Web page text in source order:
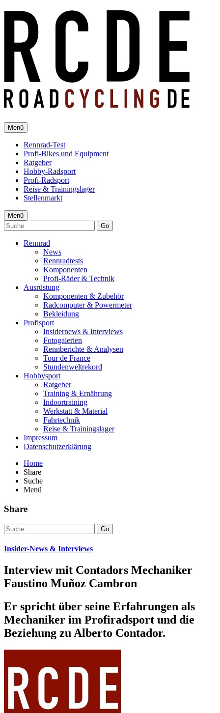
Menü
Rennrad-Test
Profi-Bikes und Equipment
Ratgeber
Hobby-Radsport
Profi-Radsport
Reise & Trainingslager
Stellenmarkt
Menü
Go
Rennrad
News
Rennradtests
Komponenten
Profi-Räder & Technik
Ausrüstung
Komponenten & Zubehör
Radcomputer & Powermeter
Bekleidung
Profisport
Insidernews & Interviews
Fotogalerien
Rennberichte & Analysen
Tour de France
Stundenweltrekord
Hobbysport
Ratgeber
Training & Ernährung
Indoortraining
Werkstatt & Material
Fahrtechnik
Reise & Trainingslager
Impressum
Datenschutzerklärung
Home
Share
Suche
Menü
Share
Go
Insider-News & Interviews
Interview mit Contadors Mechaniker
Faustino Muñoz Cambron
Er spricht über seine Erfahrungen als
Mechaniker im Profiradsport und die
Beziehung zu Alberto Contador.